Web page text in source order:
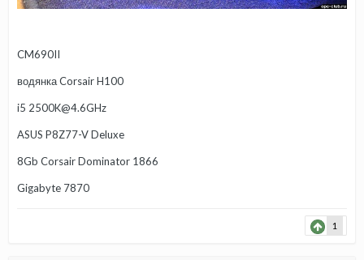
CM690II
водянка Corsair H100
i5 2500K@4.6GHz
ASUS P8Z77-V Deluxe
8Gb Corsair Dominator 1866
Gigabyte 7870
1